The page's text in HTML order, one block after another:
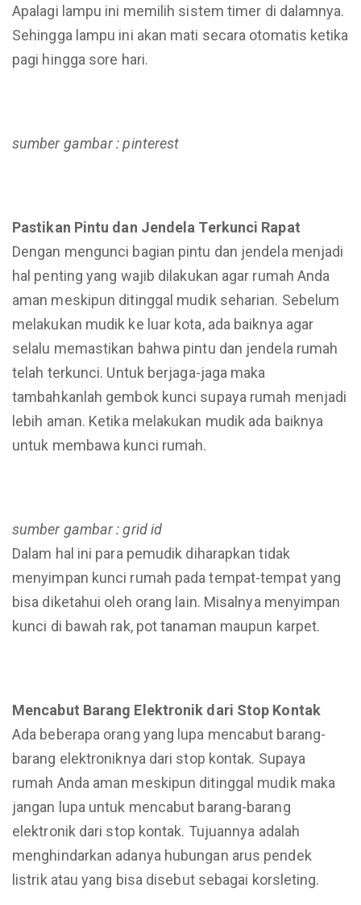
Apalagi lampu ini memilih sistem timer di dalamnya.
Sehingga lampu ini akan mati secara otomatis ketika
pagi hingga sore hari.
sumber gambar : pinterest
Pastikan Pintu dan Jendela Terkunci Rapat
Dengan mengunci bagian pintu dan jendela menjadi
hal penting yang wajib dilakukan agar rumah Anda
aman meskipun ditinggal mudik seharian. Sebelum
melakukan mudik ke luar kota, ada baiknya agar
selalu memastikan bahwa pintu dan jendela rumah
telah terkunci. Untuk berjaga-jaga maka
tambahkanlah gembok kunci supaya rumah menjadi
lebih aman. Ketika melakukan mudik ada baiknya
untuk membawa kunci rumah.
sumber gambar : grid id
Dalam hal ini para pemudik diharapkan tidak
menyimpan kunci rumah pada tempat-tempat yang
bisa diketahui oleh orang lain. Misalnya menyimpan
kunci di bawah rak, pot tanaman maupun karpet.
Mencabut Barang Elektronik dari Stop Kontak
Ada beberapa orang yang lupa mencabut barang-
barang elektroniknya dari stop kontak. Supaya
rumah Anda aman meskipun ditinggal mudik maka
jangan lupa untuk mencabut barang-barang
elektronik dari stop kontak. Tujuannya adalah
menghindarkan adanya hubungan arus pendek
listrik atau yang bisa disebut sebagai korsleting.